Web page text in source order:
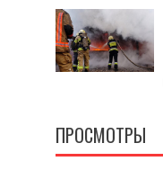
ПРОСМОТРЫ